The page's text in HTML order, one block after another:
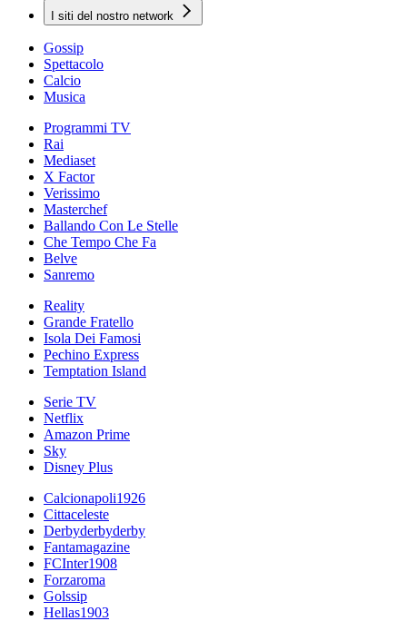
I siti del nostro network
Gossip
Spettacolo
Calcio
Musica
Programmi TV
Rai
Mediaset
X Factor
Verissimo
Masterchef
Ballando Con Le Stelle
Che Tempo Che Fa
Belve
Sanremo
Reality
Grande Fratello
Isola Dei Famosi
Pechino Express
Temptation Island
Serie TV
Netflix
Amazon Prime
Sky
Disney Plus
Calcionapoli1926
Cittaceleste
Derbyderbyderby
Fantamagazine
FCInter1908
Forzaroma
Golssip
Hellas1903